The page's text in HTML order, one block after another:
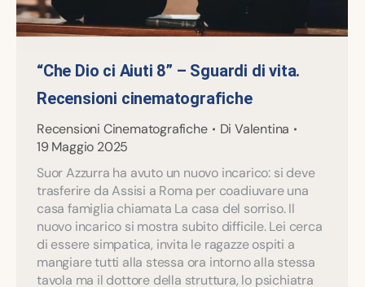
“Che Dio ci Aiuti 8” – Sguardi di vita.
Recensioni cinematografiche
Recensioni Cinematografiche DiValentina
19 Maggio 2025
Suor Azzurra ha avuto un nuovo incarico: si deve
trasferire da Assisi a Roma per coadiuvare una
casa famiglia chiamata La casa del sorriso. Il
nuovo incarico si mostra subito difficile. Lei cerca
di essere simpatica, invita le ragazze ospiti a
mangiare tutti alla stessa ora intorno alla stessa
tavola ma il dottore della struttura, lo psichiatra